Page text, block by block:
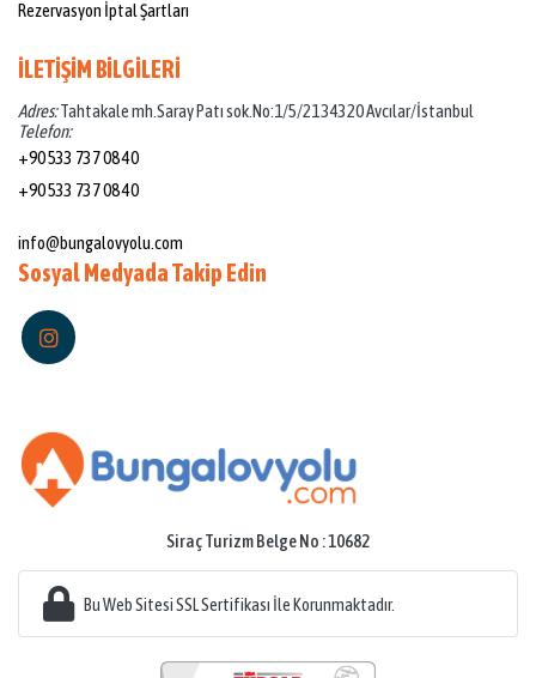
Rezervasyon İptal Şartları
İLETİŞİM BİLGİLERİ
Adres:Tahtakale mh.Saray Patı sok.No:1/5/21 34320 Avcılar/İstanbul
Telefon:
+90 533 737 08 40
+90 533 737 08 40
info@bungalovyolu.com
Sosyal Medyada Takip Edin
Siraç Turizm Belge No : 10682
Bu Web Sitesi SSL Sertifikası İle Korunmaktadır.